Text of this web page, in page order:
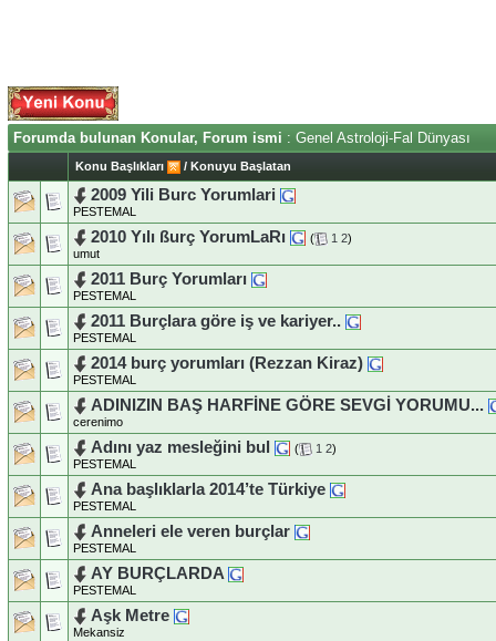
Forumda bulunan Konular, Forum ismi : Genel Astroloji-Fal Dünyası
Konu Başlıkları / Konuyu Başlatan
2009 Yili Burc Yorumlari
PESTEMAL
2010 Yılı ßurç YorumLaRı ( 1 2)
umut
2011 Burç Yorumları
PESTEMAL
2011 Burçlara göre iş ve kariyer..
PESTEMAL
2014 burç yorumları (Rezzan Kiraz)
PESTEMAL
ADINIZIN BAŞ HARFİNE GÖRE SEVGİ YORUMU...
cerenimo
Adını yaz mesleğini bul ( 1 2)
PESTEMAL
Ana başlıklarla 2014’te Türkiye
PESTEMAL
Anneleri ele veren burçlar
PESTEMAL
AY BURÇLARDA
PESTEMAL
Aşk Metre
Mekansiz